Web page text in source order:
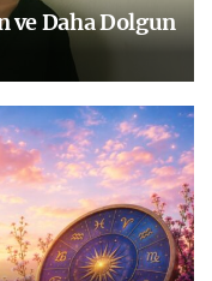
ve Daha Dolgun